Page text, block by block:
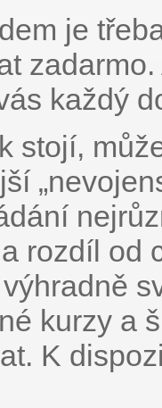
je
každý
stojí,
rozdíl od
kurzy a
K